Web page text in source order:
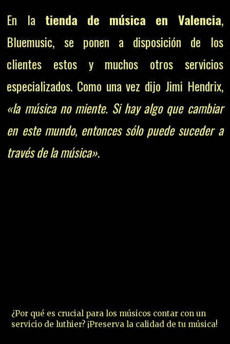
En la tienda de música en Valencia,
Bluemusic, se ponen a disposición de los
clientes estos y muchos otros servicios
especializados. Como una vez dijo Jimi Hendrix,
«la música no miente. Si hay algo que cambiar
en este mundo, entonces sólo puede suceder a
través de la música».
¿Por qué es crucial para los músicos contar con un
servicio de luthier? ¡Preserva la calidad de tu música!